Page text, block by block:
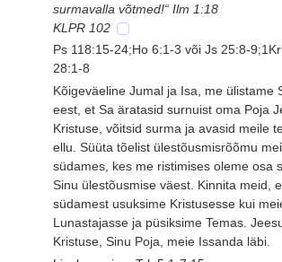
surmavalla võtmed!“ Ilm 1:18
KLPR 102
Ps 118:15-24;Ho 6:1-3 või Js 25:8-
28:1-8
Kõigeväeline Jumal ja Isa, me ülistame
eest, et Sa äratasid surnuist oma Poja
Kristuse, võitsid surma ja avasid meile
ellu. Süüta tõelist ülestõusmisrõõmu
südames, kes me ristimises oleme osa
Sinu ülestõusmise väest. Kinnita meid,
südamest usuksime Kristusesse kui
Lunastajasse ja püsiksime Temas.
Kristuse, Sinu Poja, meie Issanda läbi.